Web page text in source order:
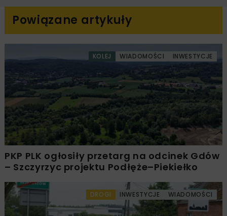
Powiązane artykuły
KOLEJ WIADOMOŚCI INWESTYCJE
PKP PLK ogłosiły przetarg na odcinek Gdów
– Szczyrzyc projektu Podłęże–Piekiełko
DROGI INWESTYCJE WIADOMOŚCI